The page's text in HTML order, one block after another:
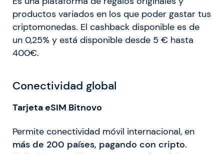
productos variados en los que poder gastar tus
criptomonedas. El cashback disponible es de
un 0,25% y está disponible desde 5 € hasta
400€.
Conectividad global
Tarjeta eSIM Bitnovo
Permite conectividad móvil internacional, en
más de 200 países, pagando con cripto.